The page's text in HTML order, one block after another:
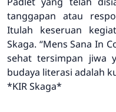
tanggapan atau
Itulah keseruan
Skaga. “Mens Sana In
sehat tersimpan jiwa
budaya literasi adalah
*KIR Skaga*